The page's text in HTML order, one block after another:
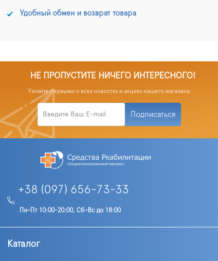
Удобный обмен и возврат товара
НЕ ПРОПУСТИТЕ НИЧЕГО ИНТЕРЕСНОГО!
Узнайте первыми о всех новостях и акциях нашего магазина
Подписаться
+38 (097) 656-73-33
Пн-Пт 10:00-20:00, Сб-Вс до 18:00
Каталог